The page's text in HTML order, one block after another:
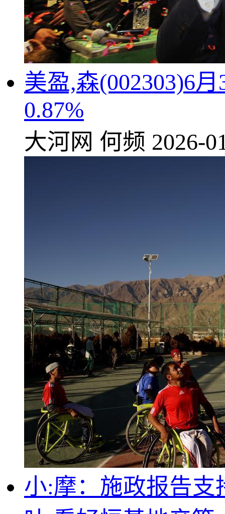
美盈,森(002303)6
0.87%
大河网 何频 2026-
小:摩：施政报告